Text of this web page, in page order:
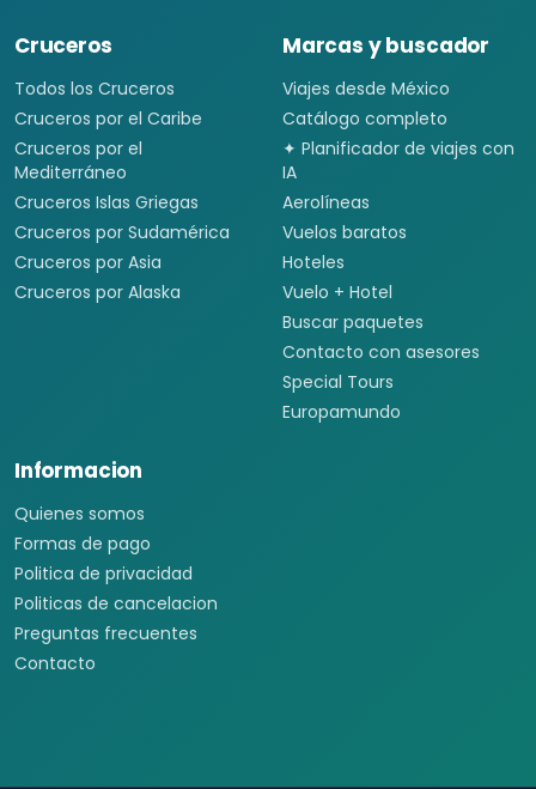
Viajes a Australia
Viajes a Asia
Viajes a China
Viajes a Corea del Sur
Viajes a Tailandia
Viajes a India
Cruceros
Todos los Cruceros
Cruceros por Asia
Cruceros por Alaska
Marcas y buscador
Viajes desde México
Catálogo completo
✦ Planificador de viajes con
IA
Aerolíneas
Politica de privacidad